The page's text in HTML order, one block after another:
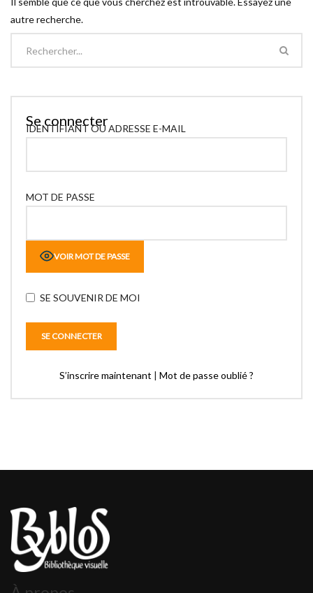
autre recherche.
Se connecter
IDENTIFIANT OU ADRESSE E-MAIL
MOT DE PASSE
VOIR MOT DE PASSE
SE SOUVENIR DE MOI
S’inscrire maintenant | Mot de passe oublié ?